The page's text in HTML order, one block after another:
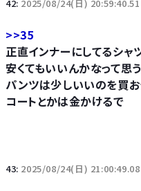
42: 2025/08/24(日)
>>35
正直インナーにしてるシ
安くてもいいんかなって思う
パンツは少しいいのを買お
コートとかは金かけるで
43: 2025/08/24(日)